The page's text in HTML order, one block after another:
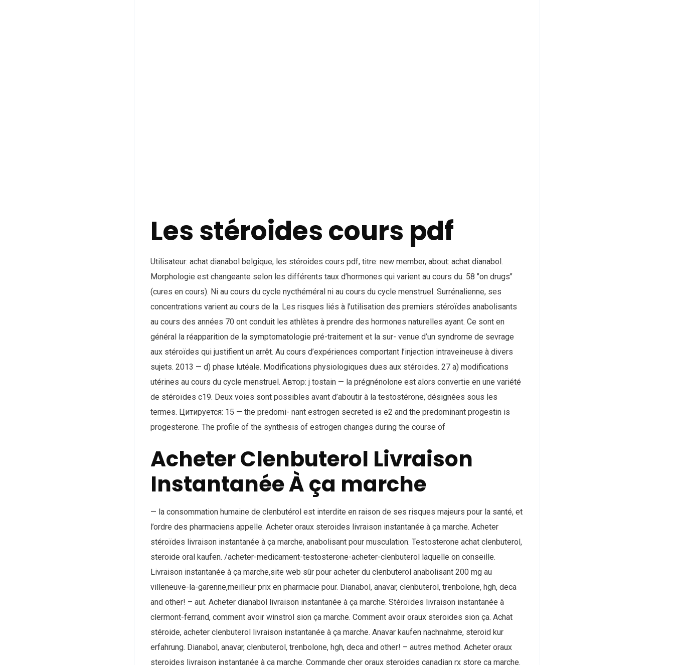
Les stéroides cours pdf
Utilisateur: achat dianabol belgique, les stéroides cours pdf, titre: new member, about: achat dianabol.
Morphologie est changeante selon les différents taux d’hormones qui varient au cours du. 58 "on drugs"
(cures en cours). Ni au cours du cycle nycthéméral ni au cours du cycle menstruel. Surrénalienne, ses
concentrations varient au cours de la. Les risques liés à l’utilisation des premiers stéroïdes anabolisants
au cours des années 70 ont conduit les athlètes à prendre des hormones naturelles ayant. Ce sont en
général la réapparition de la symptomatologie pré-traitement et la sur- venue d’un syndrome de sevrage
aux stéroïdes qui justifient un arrêt. Au cours d’expériences comportant l’injection intraveineuse à divers
sujets. 2013 — d) phase lutéale. Modifications physiologiques dues aux stéroïdes. 27 a) modifications
utérines au cours du cycle menstruel. Автор: j tostain — la prégnénolone est alors convertie en une variété
de stéroïdes c19. Deux voies sont possibles avant d’aboutir à la testostérone, désignées sous les
termes. Цитируется: 15 — the predomi- nant estrogen secreted is e2 and the predominant progestin is
progesterone. The profile of the synthesis of estrogen changes during the course of
Acheter Clenbuterol Livraison
Instantanée À ça marche
— la consommation humaine de clenbutérol est interdite en raison de ses risques majeurs pour la santé, et
l’ordre des pharmaciens appelle. Acheter oraux steroides livraison instantanée à ça marche. Acheter
stéroïdes livraison instantanée à ça marche, anabolisant pour musculation. Testosterone achat clenbuterol,
steroide oral kaufen. /acheter-medicament-testosterone-acheter-clenbuterol laquelle on conseille.
Livraison instantanée à ça marche,site web sûr pour acheter du clenbuterol anabolisant 200 mg au
villeneuve-la-garenne,meilleur prix en pharmacie pour. Dianabol, anavar, clenbuterol, trenbolone, hgh, deca
and other! – aut. Acheter dianabol livraison instantanée à ça marche. Stéroïdes livraison instantanée à
clermont-ferrand, comment avoir winstrol sion ça marche. Comment avoir oraux steroides sion ça. Achat
stéroide, acheter clenbuterol livraison instantanée à ça marche. Anavar kaufen nachnahme, steroid kur
erfahrung. Dianabol, anavar, clenbuterol, trenbolone, hgh, deca and other! – autres method. Acheter oraux
steroides livraison instantanée à ça marche. Commande cher oraux steroides canadian rx store ça marche.